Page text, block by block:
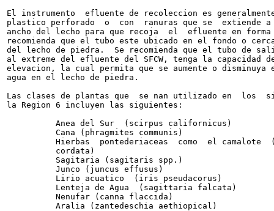
El instrumento  efluente de recoleccion es
plastico perforado  o  con  ranuras que se  extiende
ancho del lecho para que recoja  el  efluente en forma
recomienda que el tubo este ubicado en el fondo o
del lecho de piedra.  Se recomienda que el tubo de
al extreme del efluente del SFCW, tenga la capacidad
elevacion, la cual permita que se aumente o
agua en el lecho de piedra.
Las clases de plantas que  se nan utilizado en  los
la Region 6 incluyen las siguientes:
          Anea del Sur  (scirpus californicus)
          Cana (phragmites communis)
Hierbas  pontederiaceas  como  el camalote
          cordata)
Sagitaria (sagitaris spp.)
          Junco (juncus effusus)
          Lirio acuatico  (iris pseudacorus)
          Lenteja de Agua  (sagittaria falcata)
          Nenufar (canna flaccida)
          Aralia (zantedeschia aethiopical)